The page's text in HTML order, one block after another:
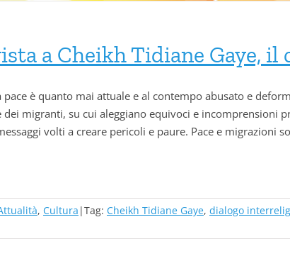
a Cheikh Tidiane Gaye, il
pace è quanto mai attuale e al contempo abusato e
dei migranti, su cui aleggiano equivoci e incomprensioni
volti a creare pericoli e paure. Pace e migrazioni
, Cultura |Tag: Cheikh Tidiane Gaye, dialogo